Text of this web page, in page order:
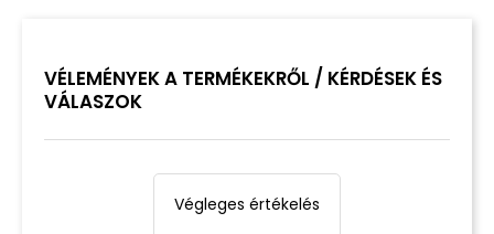
VÉLEMÉNYEK A TERMÉKEKRŐL / KÉRDÉSEK ÉS
VÁLASZOK
Végleges értékelés